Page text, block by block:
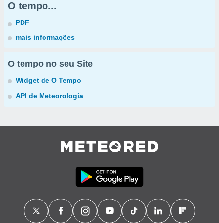
O tempo...
PDF
mais informações
O tempo no seu Site
Widget de O Tempo
API de Meteorologia